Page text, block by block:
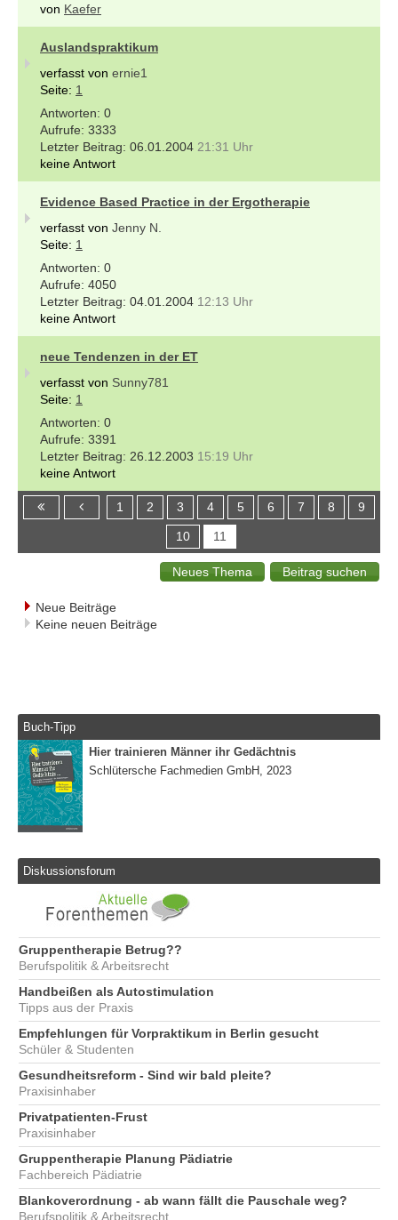
von Kaefer
Auslandspraktikum
verfasst von ernie1
Seite: 1
0
3333
06.01.2004 21:31 Uhr
keine Antwort
Evidence Based Practice in der Ergotherapie
verfasst von Jenny N.
Seite: 1
0
4050
04.01.2004 12:13 Uhr
keine Antwort
neue Tendenzen in der ET
verfasst von Sunny781
Seite: 1
0
3391
26.12.2003 15:19 Uhr
keine Antwort
1 2 3 4 5 6 7 8 9
10 11
Neue Beiträge
Keine neuen Beiträge
Buch-Tipp
Hier trainieren Männer ihr Gedächtnis
Schlütersche Fachmedien GmbH, 2023
Diskussionsforum
Gruppentherapie Betrug??
Berufspolitik & Arbeitsrecht
Handbeißen als Autostimulation
Tipps aus der Praxis
Empfehlungen für Vorpraktikum in Berlin gesucht
Schüler & Studenten
Gesundheitsreform - Sind wir bald pleite?
Praxisinhaber
Privatpatienten-Frust
Praxisinhaber
Gruppentherapie Planung Pädiatrie
Fachbereich Pädiatrie
Blankoverordnung - ab wann fällt die Pauschale weg?
Berufspolitik & Arbeitsrecht